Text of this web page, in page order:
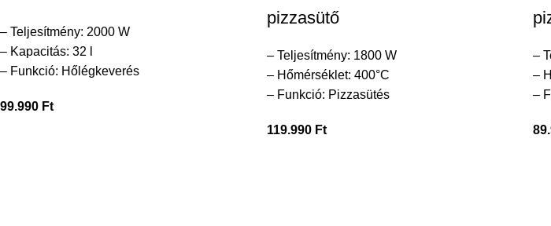
– Teljesítmény: 2000 W
– Kapacitás: 32 l
– Funkció: Hőlégkeverés
99.990 Ft
pizzasütő
– Teljesítmény: 1800 W
– Hőmérséklet: 400°C
– Funkció: Pizzasütés
119.990 Ft
–
–
–